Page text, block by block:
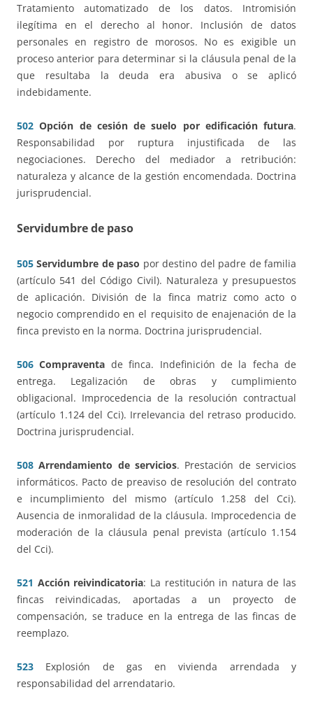
Tratamiento automatizado de los datos. Intromisión
ilegítima en el derecho al honor. Inclusión de datos
personales en registro de morosos. No es exigible un
proceso anterior para determinar si la cláusula penal de la
que resultaba la deuda era abusiva o se aplicó
indebidamente.
502 Opción de cesión de suelo por edificación futura.
Responsabilidad por ruptura injustificada de las
negociaciones. Derecho del mediador a retribución:
naturaleza y alcance de la gestión encomendada. Doctrina
jurisprudencial.
Servidumbre de paso
505 Servidumbre de paso por destino del padre de familia
(artículo 541 del Código Civil). Naturaleza y presupuestos
de aplicación. División de la finca matriz como acto o
negocio comprendido en el requisito de enajenación de la
finca previsto en la norma. Doctrina jurisprudencial.
506 Compraventa de finca. Indefinición de la fecha de
entrega. Legalización de obras y cumplimiento
obligacional. Improcedencia de la resolución contractual
(artículo 1.124 del Cci). Irrelevancia del retraso producido.
Doctrina jurisprudencial.
508 Arrendamiento de servicios. Prestación de servicios
informáticos. Pacto de preaviso de resolución del contrato
e incumplimiento del mismo (artículo 1.258 del Cci).
Ausencia de inmoralidad de la cláusula. Improcedencia de
moderación de la cláusula penal prevista (artículo 1.154
del Cci).
521 Acción reivindicatoria: La restitución in natura de las
fincas reivindicadas, aportadas a un proyecto de
compensación, se traduce en la entrega de las fincas de
reemplazo.
523 Explosión de gas en vivienda arrendada y
responsabilidad del arrendatario.